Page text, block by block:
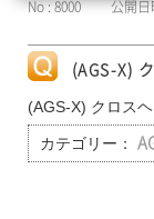
No : 8000 公開日
(AGS-X)
(AGS-X) クロス
カテゴリー：
of our
Information]